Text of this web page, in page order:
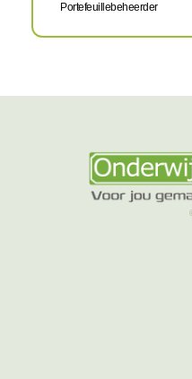
Portefeuillebeheerder